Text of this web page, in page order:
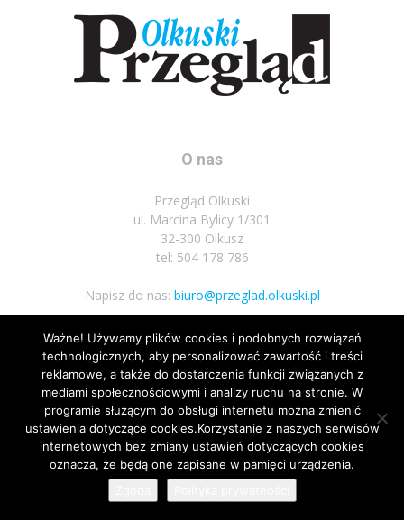
O nas
Przegląd Olkuski
ul. Marcina Bylicy 1/301
32-300 Olkusz
tel: 504 178 786
Napisz do nas: biuro@przeglad.olkuski.pl
Podążaj za nami
Nota prawna Polityka prywatnosci Kariera
Ważne! Używamy plików cookies i podobnych rozwiązań
technologicznych, aby personalizować zawartość i treści
reklamowe, a także do dostarczenia funkcji związanych z
mediami społecznościowymi i analizy ruchu na stronie. W
programie służącym do obsługi internetu można zmienić
ustawienia dotyczące cookies.Korzystanie z naszych serwisów
internetowych bez zmiany ustawień dotyczących cookies
oznacza, że będą one zapisane w pamięci urządzenia.